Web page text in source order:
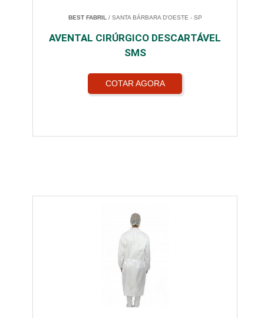
BEST FABRIL / SANTA BÁRBARA D'OESTE - SP
AVENTAL CIRÚRGICO DESCARTÁVEL
SMS
COTAR AGORA